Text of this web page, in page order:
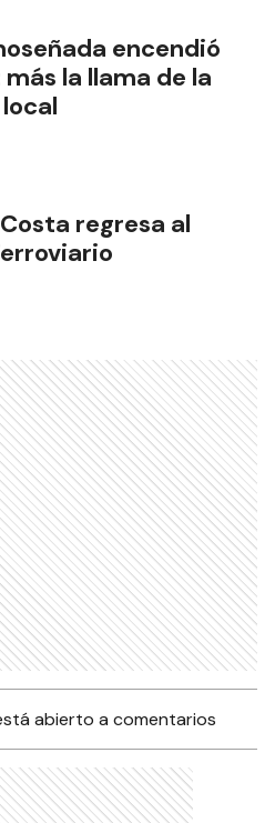
encendió
más la llama de la
regresa al
abierto a comentarios